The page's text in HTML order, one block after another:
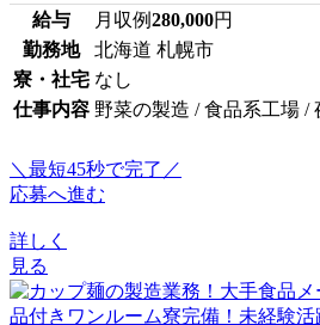
給与 月収例280,000円
勤務地
北海道 札幌市
寮・社宅 なし
仕事内容 野菜の製造 / 食品系工場 /
＼最短45秒で完了／
応募へ進む
詳しく
見る